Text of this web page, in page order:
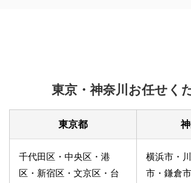
東京・神奈川お任せく
東京都
千代田区・中央区・港
区・新宿区・文京区・台
横浜市・
市・鎌倉